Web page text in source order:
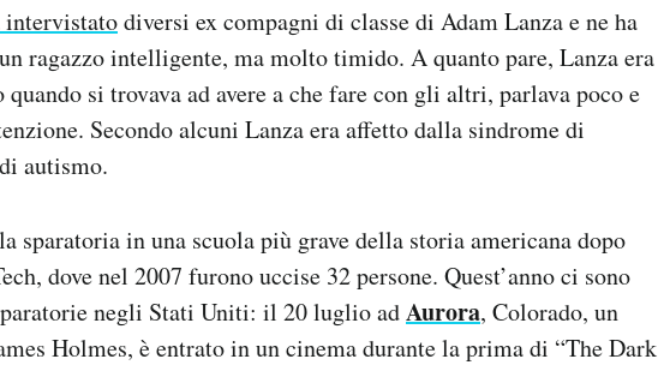
intervistatodiversi ex compagni di classe di Adam Lanza e ne ha
ragazzo intelligente, ma molto timido. A quanto pare, Lanza era
quando si trovava ad avere a che fare con gli altri, parlava poco e
Secondo alcuni Lanza era affetto dalla sindrome di
autismo.
sparatoria in una scuola più grave della storia americana dopo
dove nel 2007 furono uccise 32 persone. Quest’anno ci sono
negli Stati Uniti: il 20 luglio adAurora, Colorado, un
Holmes, è entrato in un cinema durante la prima di “The Dark